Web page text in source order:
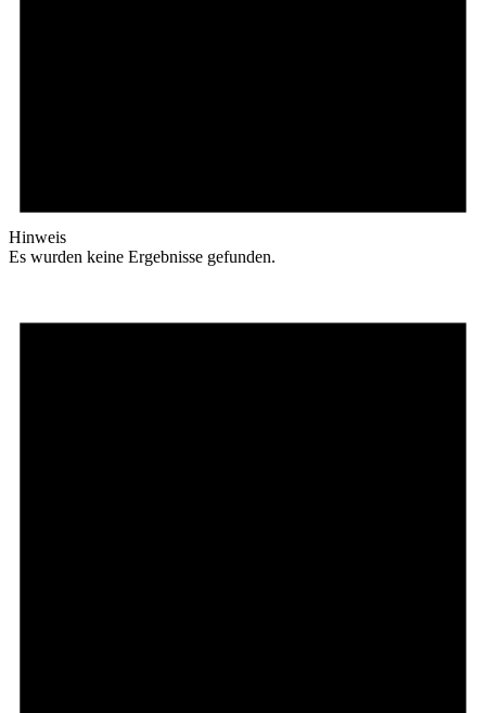
Hinweis
Es wurden keine Ergebnisse gefunden.